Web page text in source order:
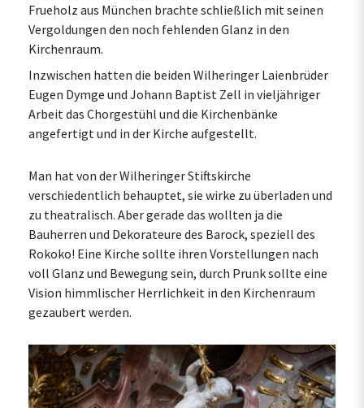
Frueholz aus München brachte schließlich mit seinen
Vergoldungen den noch fehlenden Glanz in den
Kirchenraum.
Inzwischen hatten die beiden Wilheringer Laienbrüder
Eugen Dymge und Johann Baptist Zell in vieljähriger
Arbeit das Chorgestühl und die Kirchenbänke
angefertigt und in der Kirche aufgestellt.
Man hat von der Wilheringer Stiftskirche
verschiedentlich behauptet, sie wirke zu überladen und
zu theatralisch. Aber gerade das wollten ja die
Bauherren und Dekorateure des Barock, speziell des
Rokoko! Eine Kirche sollte ihren Vorstellungen nach
voll Glanz und Bewegung sein, durch Prunk sollte eine
Vision himmlischer Herrlichkeit in den Kirchenraum
gezaubert werden.